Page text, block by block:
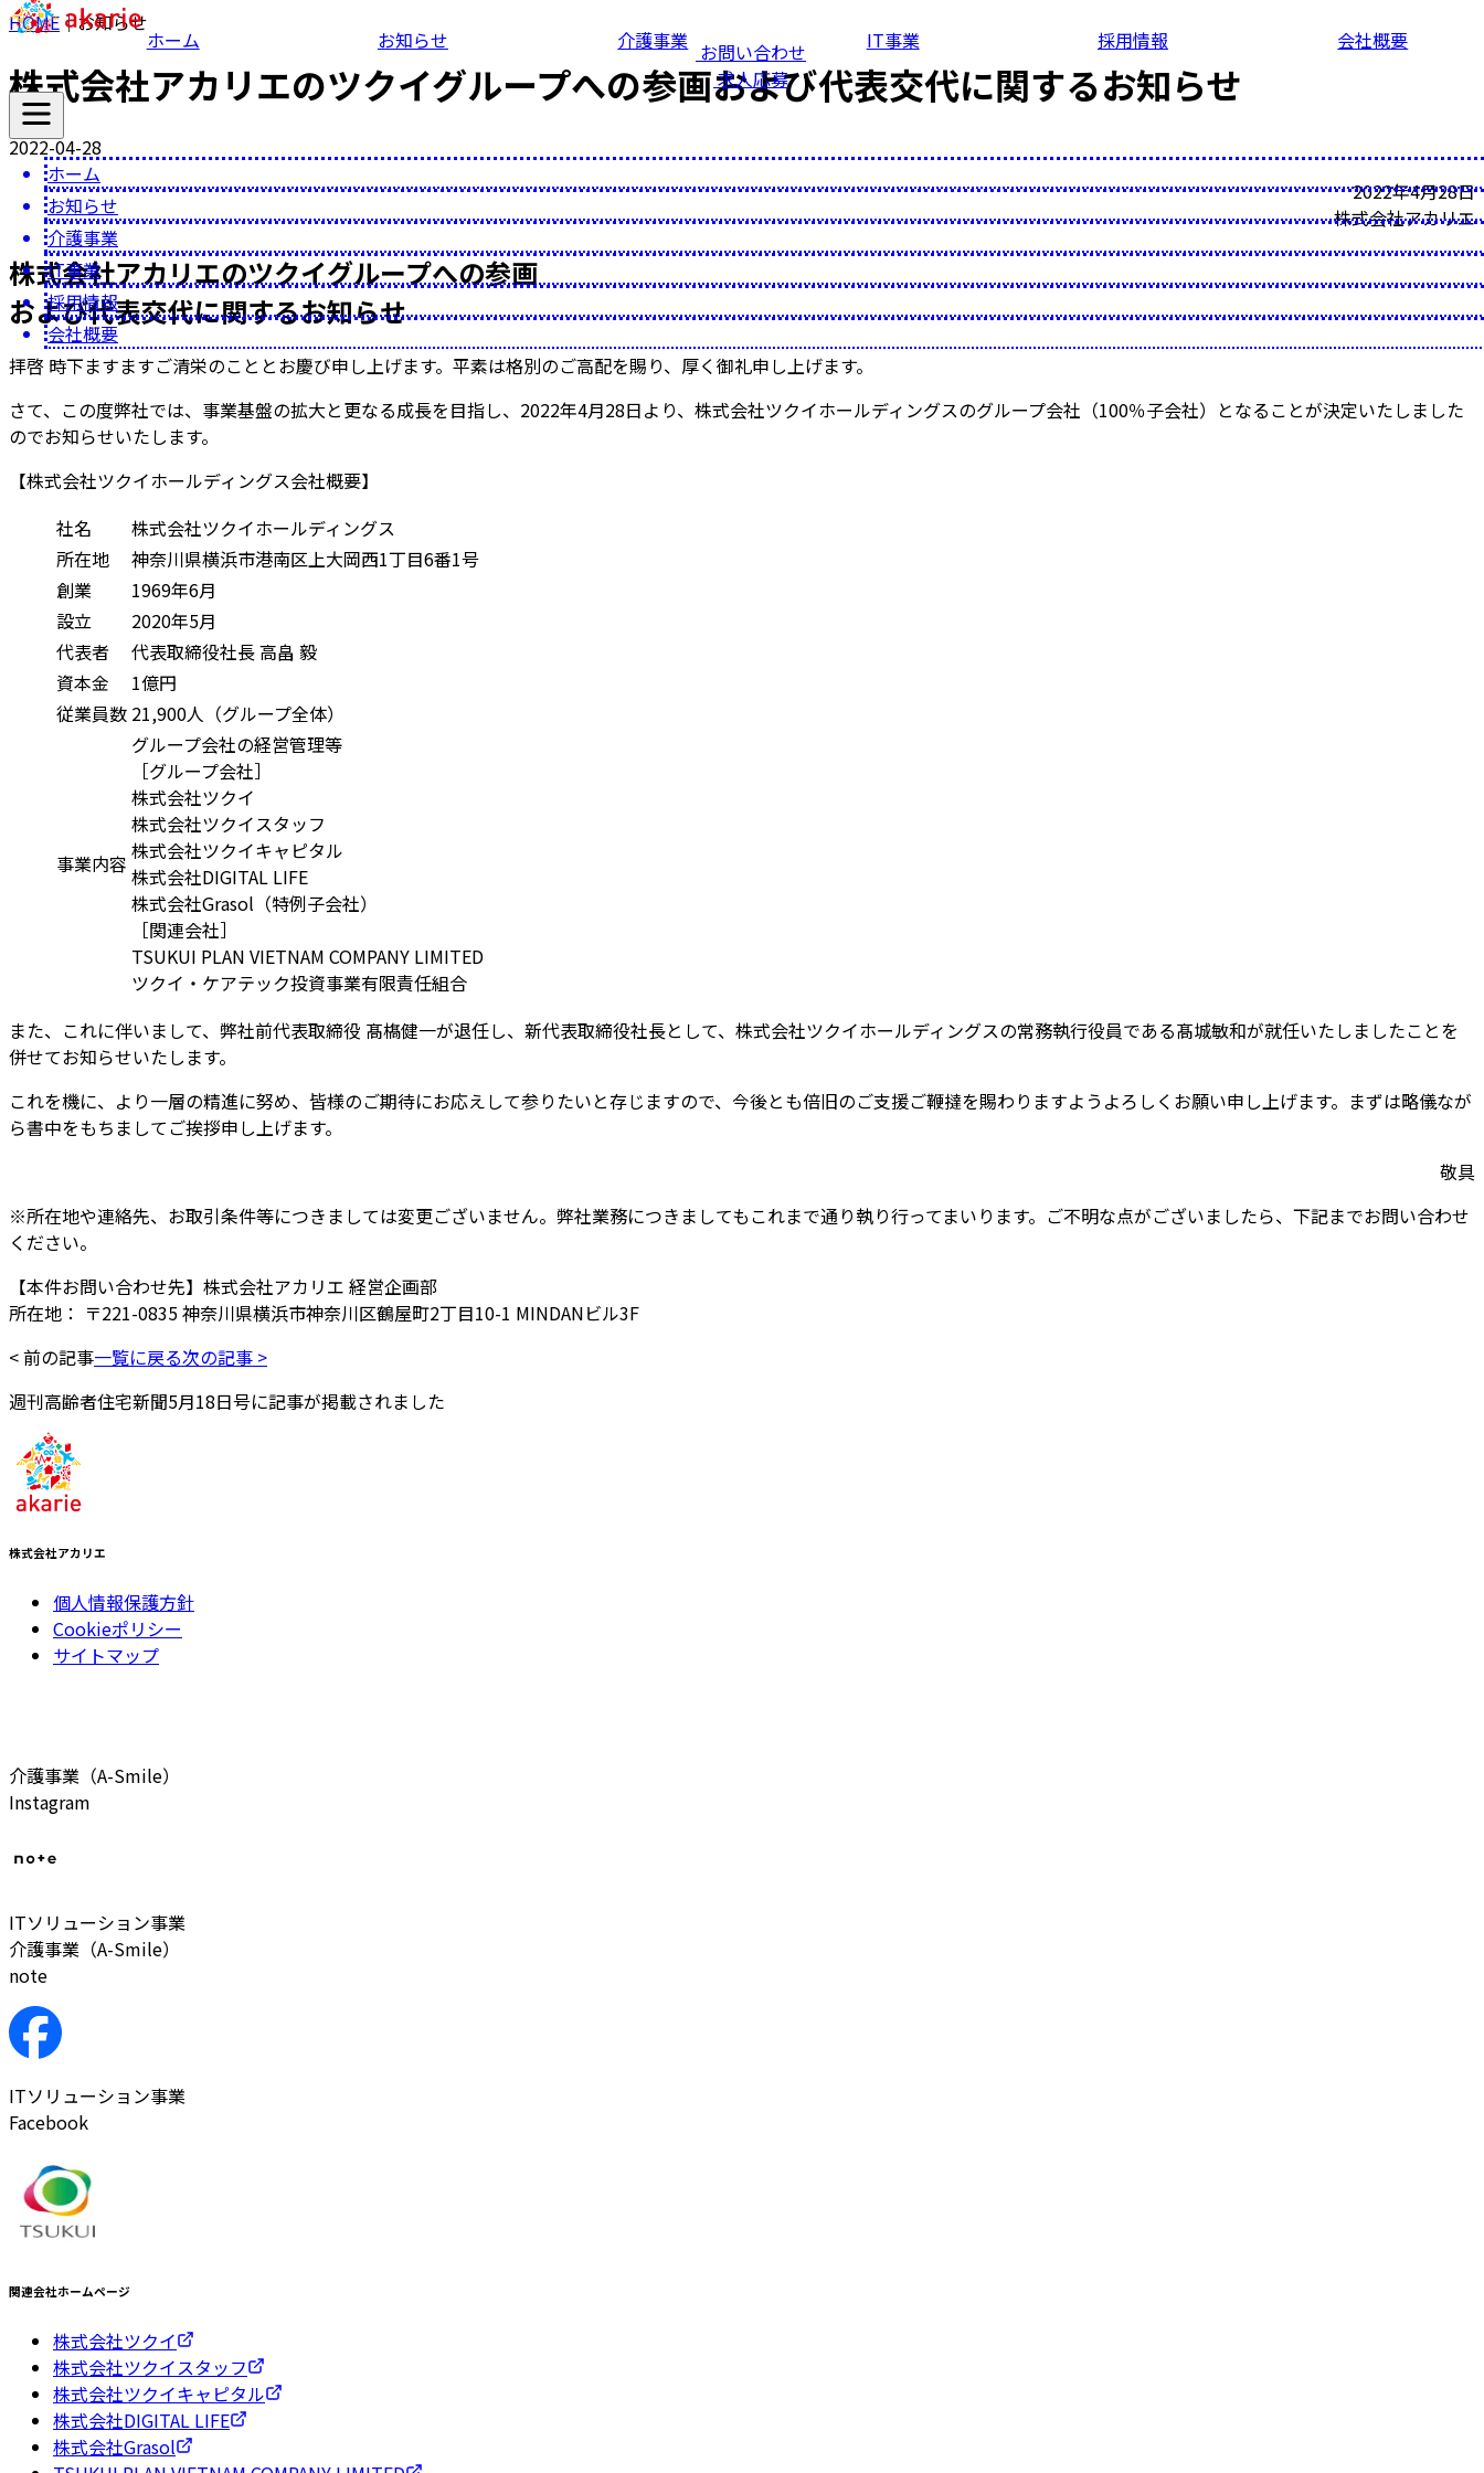
お問い合わせ
求人応募
ホーム
お知らせ
介護事業
IT事業
採用情報
会社概要
ホーム お知らせ 介護事業 IT事業 採用情報 会社概要
HOME ｜お知らせ
株式会社アカリエのツクイグループへの参画および代表交代に関するお知らせ
2022-04-28
2022年4月28日
株式会社アカリエ
株式会社アカリエのツクイグループへの参画
および代表交代に関するお知らせ
拝啓 時下ますますご清栄のこととお慶び申し上げます。平素は格別のご高配を賜り、厚く御礼申し上げます。
さて、この度弊社では、事業基盤の拡大と更なる成長を目指し、2022年4月28日より、株式会社ツクイホールディングスのグループ会社（100％子会社）となることが決定いたしました
のでお知らせいたします。
【株式会社ツクイホールディングス会社概要】
社名
株式会社ツクイホールディングス
所在地
神奈川県横浜市港南区上大岡西1丁目6番1号
創業
1969年6月
設立
2020年5月
代表者
代表取締役社長 高畠 毅
資本金
1億円
従業員数 21,900人（グループ全体）
事業内容
グループ会社の経営管理等
［グループ会社］
株式会社ツクイ
株式会社ツクイスタッフ
株式会社ツクイキャピタル
株式会社DIGITAL LIFE
株式会社Grasol（特例子会社）
［関連会社］
TSUKUI PLAN VIETNAM COMPANY LIMITED
ツクイ・ケアテック投資事業有限責任組合
また、これに伴いまして、弊社前代表取締役 髙𣘺健一が退任し、新代表取締役社長として、株式会社ツクイホールディングスの常務執行役員である髙城敏和が就任いたしましたことを
併せてお知らせいたします。
これを機に、より一層の精進に努め、皆様のご期待にお応えして参りたいと存じますので、今後とも倍旧のご支援ご鞭撻を賜わりますようよろしくお願い申し上げます。まずは略儀なが
ら書中をもちましてご挨拶申し上げます。
敬具
※所在地や連絡先、お取引条件等につきましては変更ございません。弊社業務につきましてもこれまで通り執り行ってまいります。ご不明な点がございましたら、下記までお問い合わせ
ください。
【本件お問い合わせ先】株式会社アカリエ 経営企画部
所在地： 〒221-0835 神奈川県横浜市神奈川区鶴屋町2丁目10-1 MINDANビル3F
< 前の記事一覧に戻る次の記事 >
週刊高齢者住宅新聞5月18日号に記事が掲載されました
株式会社アカリエ
個人情報保護方針
Cookieポリシー
サイトマップ
介護事業（A-Smile）
Instagram
ITソリューション事業
介護事業（A-Smile）
note
ITソリューション事業
Facebook
関連会社ホームページ
株式会社ツクイ
株式会社ツクイスタッフ
株式会社ツクイキャピタル
株式会社DIGITAL LIFE
株式会社Grasol